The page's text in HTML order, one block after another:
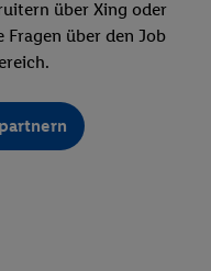
über Xing oder
über den Job